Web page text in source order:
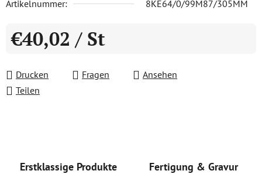
Artikelnummer:
8KE64/0/99M87/305MM
€40,02 / St
Drucken
Fragen
Ansehen
Teilen
Erstklassige Produkte Fertigung & Gravur